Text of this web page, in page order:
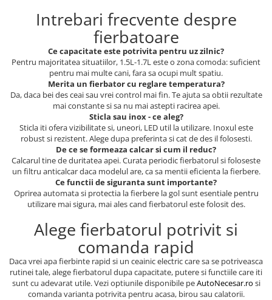
Intrebari frecvente despre
fierbatoare
Ce capacitate este potrivita pentru uz zilnic?
Pentru majoritatea situatiilor, 1.5L-1.7L este o zona comoda: suficient
pentru mai multe cani, fara sa ocupi mult spatiu.
Merita un fierbator cu reglare temperatura?
Da, daca bei des ceai sau vrei control mai fin. Te ajuta sa obtii rezultate
mai constante si sa nu mai astepti racirea apei.
Sticla sau inox - ce aleg?
Sticla iti ofera vizibilitate si, uneori, LED util la utilizare. Inoxul este
robust si rezistent. Alege dupa preferinta si cat de des il folosesti.
De ce se formeaza calcar si cum il reduc?
Calcarul tine de duritatea apei. Curata periodic fierbatorul si foloseste
un filtru anticalcar daca modelul are, ca sa mentii eficienta la fierbere.
Ce functii de siguranta sunt importante?
Oprirea automata si protectia la fierbere la gol sunt esentiale pentru
utilizare mai sigura, mai ales cand fierbatorul este folosit des.
Alege fierbatorul potrivit si
comanda rapid
Daca vrei apa fierbinte rapid si un ceainic electric care sa se potriveasca
rutinei tale, alege fierbatorul dupa capacitate, putere si functiile care iti
sunt cu adevarat utile. Vezi optiunile disponibile peAutoNecesar.ro si
comanda varianta potrivita pentru acasa, birou sau calatorii.